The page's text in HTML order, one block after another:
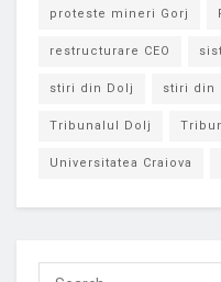
proteste mineri Gorj
restructurare CEO
stiri din Dolj stiri din
Tribunalul Dolj
Universitatea Craiova